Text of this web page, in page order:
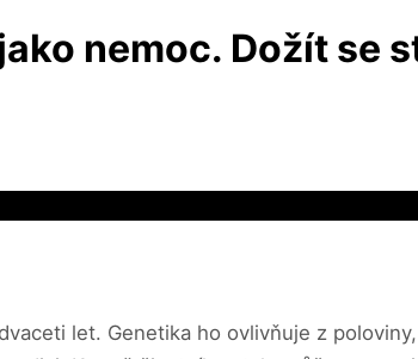
nemoc. Dožít se
let. Genetika ho ovlivňuje z